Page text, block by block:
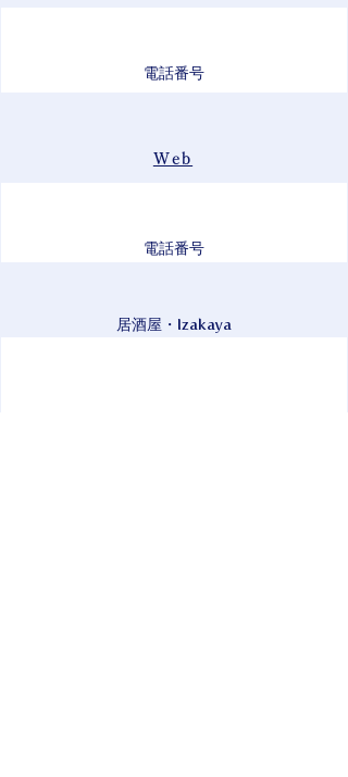
電話番号
Web
電話番号
居酒屋・Izakaya